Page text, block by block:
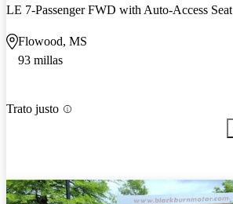
LE 7-Passenger FWD with Auto-Access Seat
Flowood, MS
93 millas
Trato justo